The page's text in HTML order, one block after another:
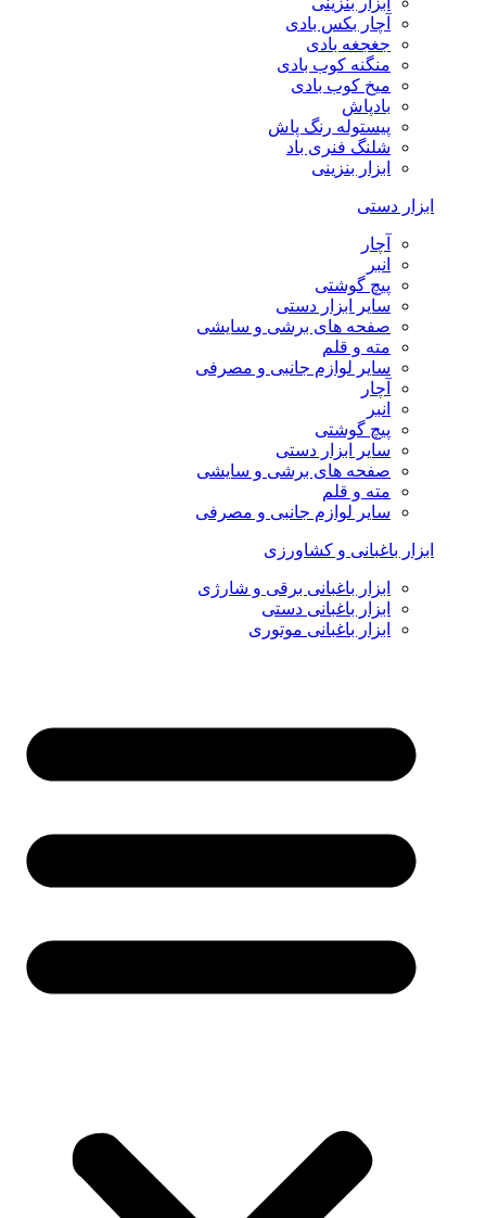
آچار بکس بادی
جغجغه بادی
منگنه کوب بادی
میخ کوب بادی
بادپاش
پیستوله رنگ پاش
شلنگ فنری باد
ابزار بنزینی
ابزار دستی
آچار
انبر
پیچ گوشتی
سایر ابزار دستی
صفحه های برشی و سایشی
مته و قلم
سایر لوازم جانبی و مصرفی
آچار
انبر
پیچ گوشتی
سایر ابزار دستی
صفحه های برشی و سایشی
مته و قلم
سایر لوازم جانبی و مصرفی
ابزار باغبانی و کشاورزی
ابزار باغبانی برقی و شارژی
ابزار باغبانی دستی
ابزار باغبانی موتوری